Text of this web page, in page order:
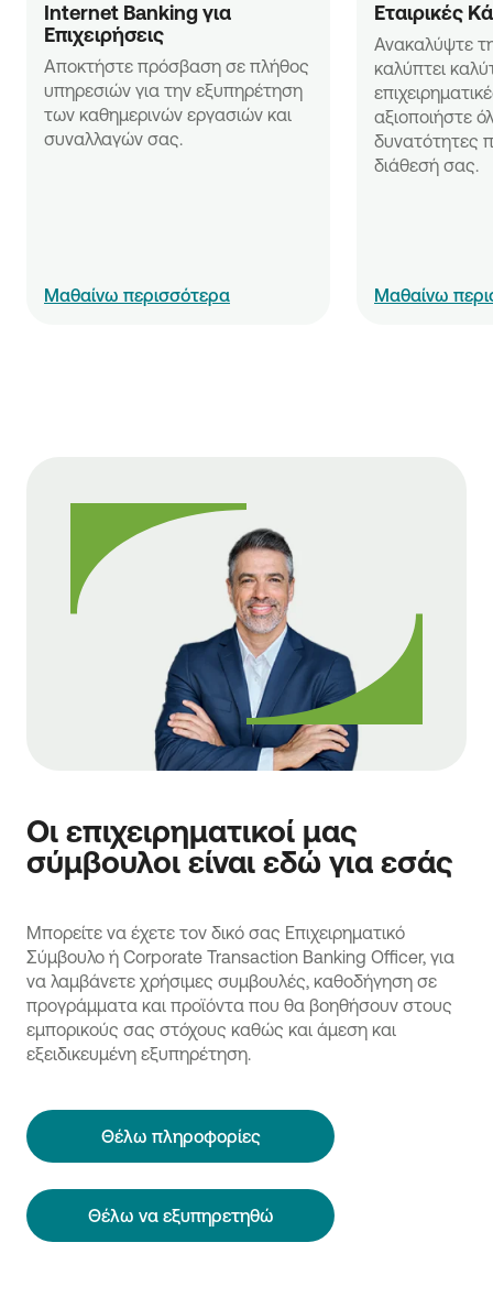
Internet Banking για
Επιχειρήσεις
Αποκτήστε πρόσβαση σε πλήθος
υπηρεσιών για την εξυπηρέτηση
των καθημερινών εργασιών και
συναλλαγών σας.
Μαθαίνω περισσότερα
Εταιρικές
Ανακαλύψτε
καλύπτει
αξιοποιήστε
δυνατότητες
διάθεσή σας.
Μαθαίνω
Οι επιχειρηματικοί μας
σύμβουλοι είναι εδώ για εσάς
Μπορείτε να έχετε τον δικό σας Eπιχειρηματικό
Σύμβουλο ή Corporate Transaction Banking Officer, για
να λαμβάνετε χρήσιμες συμβουλές, καθοδήγηση σε
προγράμματα και προϊόντα που θα βοηθήσουν στους
εμπορικούς σας στόχους καθώς και άμεση και
εξειδικευμένη εξυπηρέτηση.
Θέλω πληροφορίες
Θέλω να εξυπηρετηθώ